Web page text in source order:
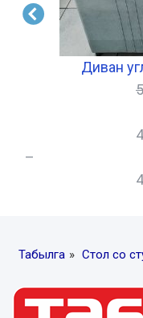
Диван
–
Табылга » Стол со